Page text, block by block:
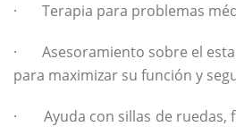
· Terapia para problemas
· Asesoramiento sobre el
para maximizar su función y
· Ayuda con sillas de ruedas,